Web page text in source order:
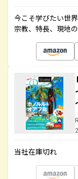
今こそ学びたい世
宗教、特長、現地
当社在庫切れ